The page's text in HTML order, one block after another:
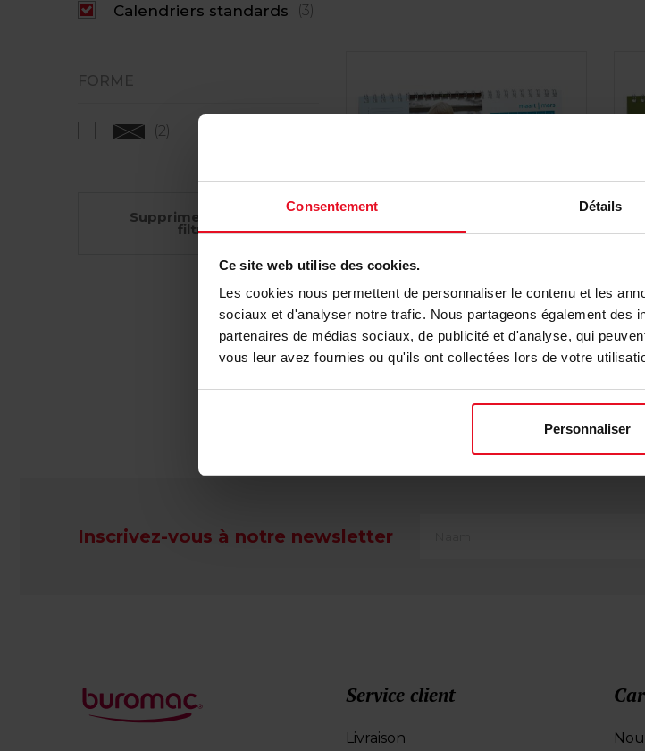
Consentement Détails
Ce site web utilise des cookies.
Les cookies nous permettent de personnaliser le contenu et les
sociaux et d'analyser notre trafic. Nous partageons également des
partenaires de médias sociaux, de publicité et d'analyse, qui
vous leur avez fournies ou qu'ils ont collectées lors de votre
Personnaliser
Calendriers standards (3)
FORME
(2)
Supprimer tous les
filtres
Calendrier de bureau mois
en cours et mémo
et
Inscrivez-vous à notre newsletter
Service client
Livraison